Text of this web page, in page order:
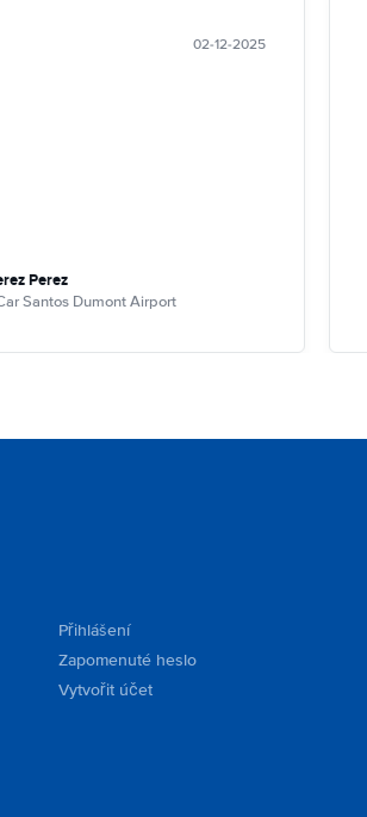
02-12-2025
Perez
Santos Dumont Airport
Přihlášení
Zapomenuté heslo
Vytvořit účet